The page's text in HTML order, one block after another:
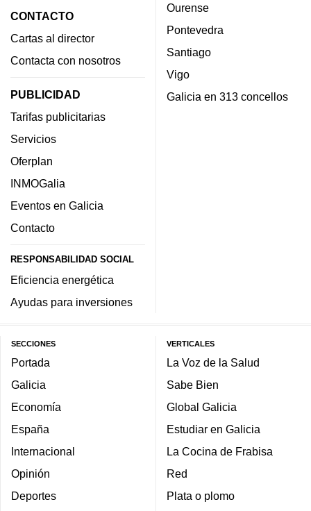
CONTACTO
Cartas al director
Contacta con nosotros
PUBLICIDAD
Tarifas publicitarias
Servicios
Oferplan
INMOGalia
Eventos en Galicia
Contacto
RESPONSABILIDAD SOCIAL
Eficiencia energética
Ayudas para inversiones
Ourense
Pontevedra
Santiago
Vigo
Galicia en 313 concellos
SECCIONES
Portada
Galicia
Economía
España
Internacional
Opinión
Deportes
VERTICALES
La Voz de la Salud
Sabe Bien
Global Galicia
Estudiar en Galicia
La Cocina de Frabisa
Red
Plata o plomo